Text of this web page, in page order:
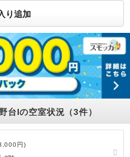
り追加
台Iの空室状況（3件）
円)